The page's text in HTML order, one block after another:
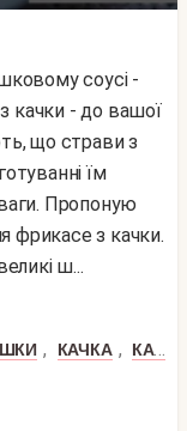
качки - до вашої
що страви з
їм
Пропоную
фрикасе з качки.
ш...
, КАЧКА ,
КАЧИНА ГРУДКА